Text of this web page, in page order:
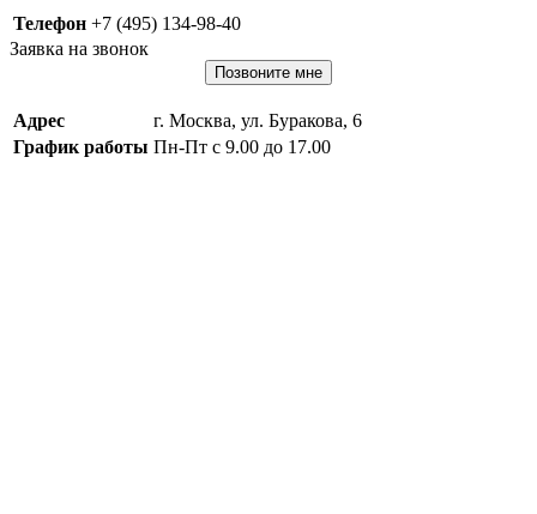
Телефон +7 (495) 134-98-40
Заявка на звонок
Позвоните мне
Адрес
г. Москва, ул. Буракова, 6
График работы Пн-Пт с 9.00 до 17.00